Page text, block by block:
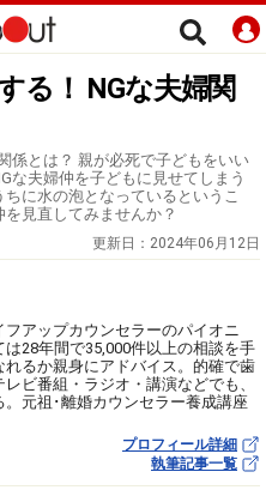
る！ NGな夫婦関
係とは？ 親が必死で子どもをいい
な夫婦仲を子どもに見せてしまう
に水の泡となっているというこ
見直してみませんか？
更新日： 2024年06月12日
アップカウンセラーのパイオニ
28年間で35,000件以上の相談を手
るか親身にアドバイス。的確で歯
ビ番組・ラジオ・講演などでも、
元祖･離婚カウンセラー養成講座
プロフィール詳細
執筆記事一覧